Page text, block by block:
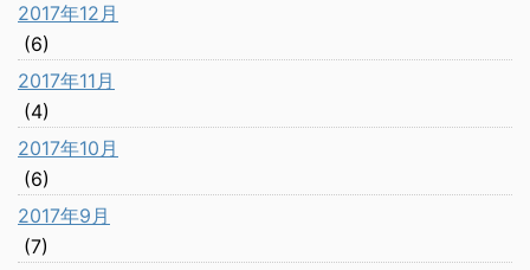
2017年12月
(6)
2017年11月
(4)
2017年10月
(6)
2017年9月
(7)